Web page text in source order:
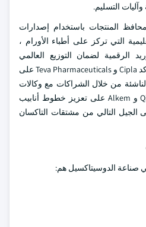
التسليم.
المنتجات باستخدام إصدارات
التي تركز على أطباء الأورام ،
الرقمية لضمان التوزيع العالمي
المتسق. على سبيل المثال ، تؤكد Cipla و Teva Pharmaceuticals على
من خلال الشراكات مع وكالات
الصحة العامة ، بينما تعمل Qilu و Alkem على تعزيز خطوط أنابيب
الجيل التالي من مشتقات التاكسان
صناعة الدوسيتاكسيل هم: